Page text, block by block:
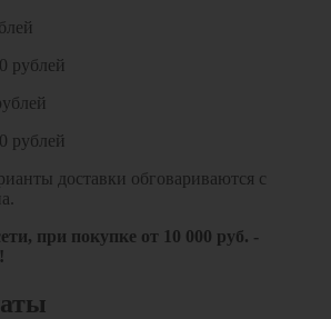
рублей
рублей
доставки обговариваются с
при покупке от 10 000 руб. -